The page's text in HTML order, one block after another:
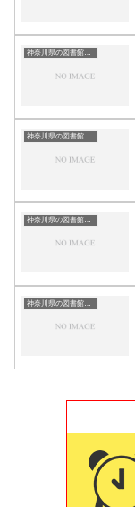
神奈川県の図書館｜勉強できる場所
神奈川県の図書館｜勉強できる場所
神奈川県の図書館｜勉強できる場所
神奈川県の図書館｜勉強できる場所